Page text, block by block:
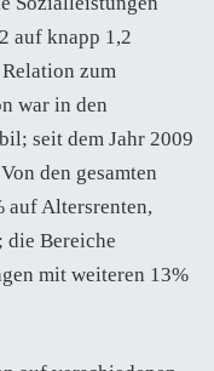
auf knapp 1,2
zum
war in den
seit dem Jahr 2009
den gesamten
auf Altersrenten,
die Bereiche
mit weiteren 13%